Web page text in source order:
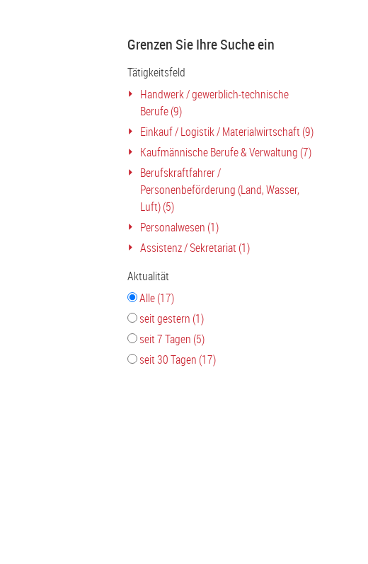
Grenzen Sie Ihre Suche ein
Tätigkeitsfeld
Handwerk / gewerblich-technische
Berufe (9)
Einkauf / Logistik / Materialwirtschaft (9)
Kaufmännische Berufe & Verwaltung (7)
Berufskraftfahrer /
Personenbeförderung (Land, Wasser,
Luft) (5)
Personalwesen (1)
Assistenz / Sekretariat (1)
Aktualität
Alle (17)
seit gestern (1)
seit 7 Tagen (5)
seit 30 Tagen (17)